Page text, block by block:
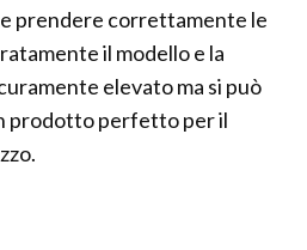
prendere correttamente le
il modello e la
elevato ma si può
prodotto perfetto per il